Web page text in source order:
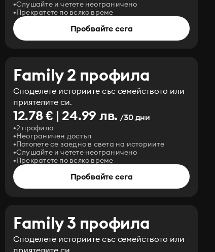
Слушайте и четете неограничено
Прекратете по всяко време
Пробвайте сега
Family 2 профила
Споделете историите със семейството или
приятелите си.
12.78 € | 24.99 лв. /30 дни
2 профила
Неограничен достъп
Потопете се заедно в света на историите
Слушайте и четете неограничено
Прекратете по всяко време
Пробвайте сега
Family 3 профила
Споделете историите със семейството или
приятелите си.